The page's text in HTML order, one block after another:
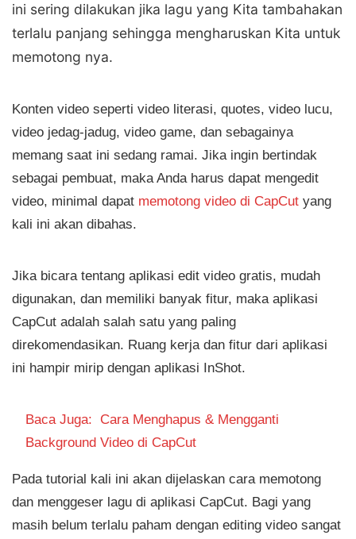
ini sering dilakukan jika lagu yang Kita tambahakan
terlalu panjang sehingga mengharuskan Kita untuk
memotong nya.
Konten video seperti video literasi, quotes, video lucu,
video jedag-jadug, video game, dan sebagainya
memang saat ini sedang ramai. Jika ingin bertindak
sebagai pembuat, maka Anda harus dapat mengedit
video, minimal dapat memotong video di CapCut yang
kali ini akan dibahas.
Jika bicara tentang aplikasi edit video gratis, mudah
digunakan, dan memiliki banyak fitur, maka aplikasi
CapCut adalah salah satu yang paling
direkomendasikan. Ruang kerja dan fitur dari aplikasi
ini hampir mirip dengan aplikasi InShot.
Baca Juga: Cara Menghapus & Mengganti
Background Video di CapCut
Pada tutorial kali ini akan dijelaskan cara memotong
dan menggeser lagu di aplikasi CapCut. Bagi yang
masih belum terlalu paham dengan editing video sangat